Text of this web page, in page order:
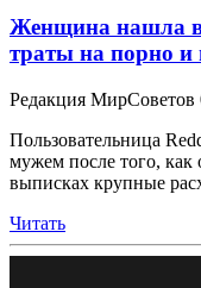
Женщина нашла в
траты на порно и
Редакция МирСоветов
Пользовательница
мужем после того, как
выписках крупные
Читать